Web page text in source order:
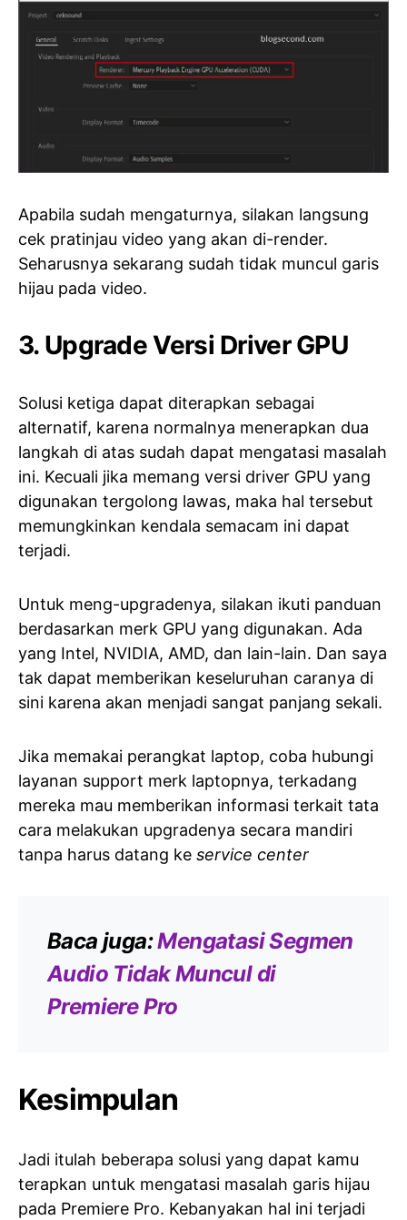
Apabila sudah mengaturnya, silakan langsung
cek pratinjau video yang akan di-render.
Seharusnya sekarang sudah tidak muncul garis
hijau pada video.
3. Upgrade Versi Driver GPU
Solusi ketiga dapat diterapkan sebagai
alternatif, karena normalnya menerapkan dua
langkah di atas sudah dapat mengatasi masalah
ini. Kecuali jika memang versi driver GPU yang
digunakan tergolong lawas, maka hal tersebut
memungkinkan kendala semacam ini dapat
terjadi.
Untuk meng-upgradenya, silakan ikuti panduan
berdasarkan merk GPU yang digunakan. Ada
yang Intel, NVIDIA, AMD, dan lain-lain. Dan saya
tak dapat memberikan keseluruhan caranya di
sini karena akan menjadi sangat panjang sekali.
Jika memakai perangkat laptop, coba hubungi
layanan support merk laptopnya, terkadang
mereka mau memberikan informasi terkait tata
cara melakukan upgradenya secara mandiri
tanpa harus datang ke service center
Baca juga:Mengatasi Segmen
Audio Tidak Muncul di
Premiere Pro
Kesimpulan
Jadi itulah beberapa solusi yang dapat kamu
terapkan untuk mengatasi masalah garis hijau
pada Premiere Pro. Kebanyakan hal ini terjadi